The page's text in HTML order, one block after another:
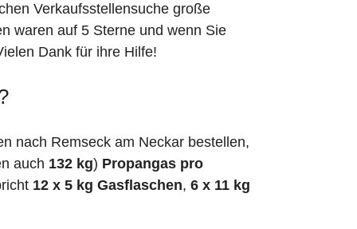
Verkaufsstellensuche große
waren auf 5 Sterne und wenn Sie
Dank für ihre Hilfe!
nach Remseck am Neckar bestellen,
auch 132 kg) Propangas pro
12 x 5 kg Gasflaschen, 6 x 11 kg